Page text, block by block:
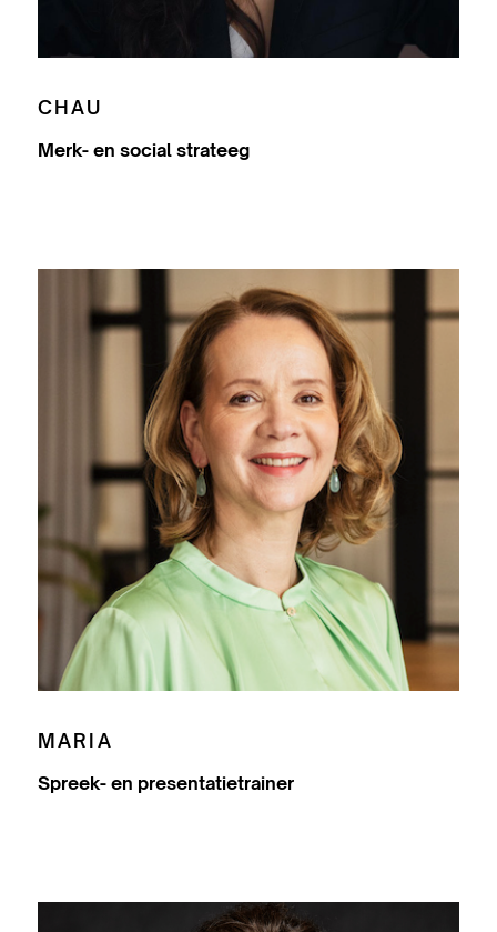
CHAU
Merk- en social strateeg
MARIA
Spreek- en presentatietrainer